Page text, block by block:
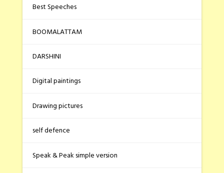
Best Speeches
BOOMALATTAM
DARSHINI
Digital paintings
Drawing pictures
self defence
Speak & Peak simple version